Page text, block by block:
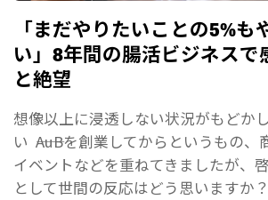
「まだやりたいことの5%も
い」8年間の腸活ビジネスで
と絶望
想像以上に浸透しない状況がもどか
い ――AuBを創業してからというもの
イベントなどを重ねてきましたが、
として世間の反応はどう思います